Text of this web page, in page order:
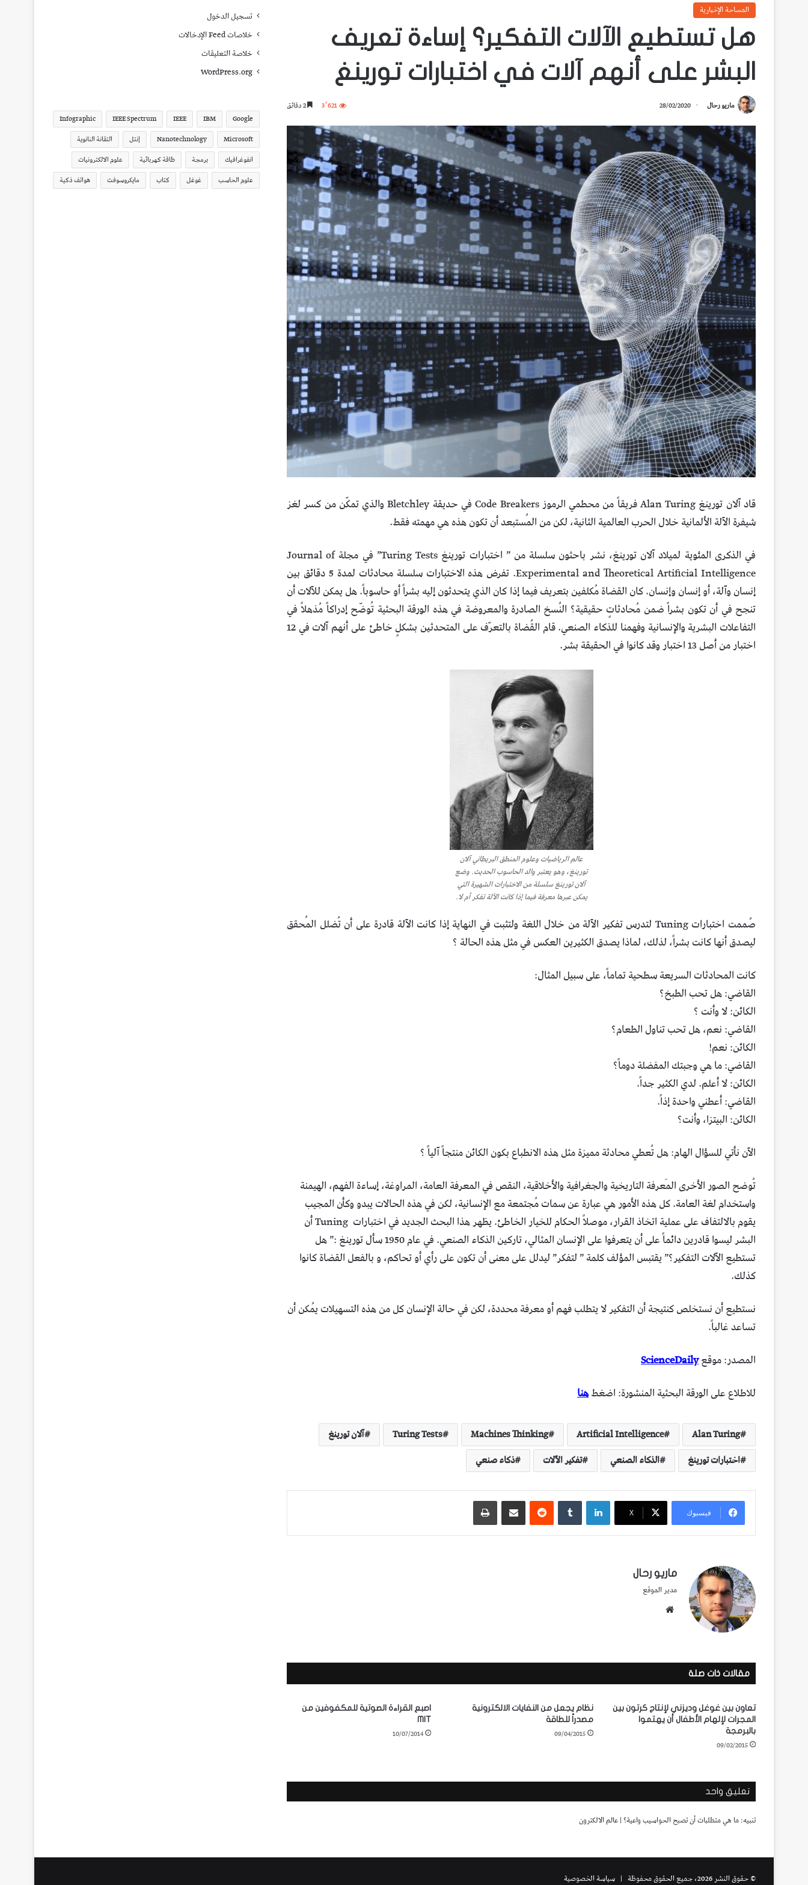
المساحة الإخبارية
هل تستطيع الآلات التفكير؟ إساءة تعريف
البشر على أنهم آلات في اختبارات تورينغ
ماريو رحال 28/02/2020 3٬621
قاد آلان تورينغ Alan Turing فريقاً من محطمي الرموز Code Breakers في حديقة Bletchley والذي تمكّن من كسر لغز
شيفرة الآلة الألمانية خلال الحرب العالمية الثانية، لكن من المُستبعد أن تكون هذه هي مهمته فقط.
في الذكرى المئوية لميلاد آلان تورينغ، نشر باحثون سلسلة من ” اختبارات تورينغ Turing Tests” في مجلة Journal of
Experimental and Theoretical Artificial Intelligence. تفرض هذه الاختبارات سلسلة محادثات لمدة 5 دقائق بين
إنسان وآلة، أو إنسان وإنسان. كان القضاة مُكلفين بتعريف فيما إذا كان الذي يتحدثون إليه بشراً أو حاسوباً. هل يمكن للآلات أن
تنجح في أن تكون بشراً ضمن مُحادثاتٍ حقيقية؟ النُسخ الصادرة والمعروضة في هذه الورقة البحثية تُوضّح إدراكاً مُذهلاً في
التفاعلات البشرية والإنسانية وفهمنا للذكاء الصنعي. قام القُضاة بالتعرّف على المتحدثين بشكلٍ خاطئ على أنهم آلات في 12
اختبار من أصل 13 اختبار وقد كانوا في الحقيقة بشر.
عالم الرياضيات وعلوم المنطق البريطاني آلان
تورينغ، وهو يعتبر والد الحاسوب الحديث. وضع
آلان تورينغ سلسلة من الاختبارات الشهيرة التي
يمكن عبرها معرفة فيما إذا كانت الآلة تفكر أم لا.
صُممت اختبارات Tuning لتدرس تفكير الآلة من خلال اللغة ولتثبت في النهاية إذا كانت الآلة قادرة على أن تُضلل المُحقق
ليصدق أنها كانت بشراً، لذلك، لماذا يصدق الكثيرين العكس في مثل هذه الحالة ؟
كانت المحادثات السريعة سطحية تماماً، على سبيل المثال:
القاضي: هل تحب الطبخ؟
الكائن: لا وأنت ؟
القاضي: نعم، هل تحب تناول الطعام؟
الكائن: نعم!
القاضي: ما هي وجبتك المفضلة دوماً؟
الكائن: لا أعلم. لدي الكثير جداً.
القاضي: أعطني واحدة إذاً.
الكائن: البيتزا، وأنت؟
الآن نأتي للسؤال الهام: هل تُعطي محادثة مميزة مثل هذه الانطباع بكون الكائن منتجاً آلياً ؟
تُوضح الصور الأخرى المَعرفة التاريخية والجغرافية والأخلاقية، النقص في المعرفة العامة، المراوغة، إساءة الفهم، الهيمنة
واستخدام لغة العامة. كل هذه الأمور هي عبارة عن سمات مُجتمعة مع الإنسانية، لكن في هذه الحالات يبدو وكأن المجيب
يقوم بالالتفاف على عملية اتخاذ القرار، موصلاً الحكام للخيار الخاطئ. يظهر هذا البحث الجديد في اختبارات Tuning أن
البشر ليسوا قادرين دائماً على أن يتعرفوا على الإنسان المثالي، تاركين الذكاء الصنعي. في عام 1950 سأل تورينغ :” هل
تستطيع الآلات التفكير؟” يقتبس المؤلف كلمة ” لتفكر” ليدلل على معنى أن تكون على رأي أو تحاكم، و بالفعل القضاة كانوا
كذلك.
نستطيع أن نستخلص كنتيجة أن التفكير لا يتطلب فهم أو معرفة محددة، لكن في حالة الإنسان كل من هذه التسهيلات يُمكن أن
تساعد غالباً.
المصدر: موقعScienceDaily
للاطلاع على الورقة البحثية المنشورة: اضغطهنا
Alan Turing
Artificial Intelligence
Machines Thinking
Turing Tests
آلان تورينغ
اختبارات تورينغ
الذكاء الصنعي تفكير الآلات ذكاء صنعي
فيسبوك ‫X
لينكدإن مشاركة عبر البريد طباعة
ماريو رحال
مدير الموقع
مقالات ذات صلة
تعاون بين غوغل وديزني لإنتاج كرتون بين
المجرات لإلهام الأطفال أن يهتموا
بالبرمجة
09/02/2015
نظام يجعل من النفايات الالكترونية
مصدراً للطاقة
09/04/2015
اصبع القراءة الصوتية للمكفوفين من
MIT
10/07/2014
تعليق واحد
تنبيه:ما هي متطلبات أن تصبح الحواسيب واعية؟ | عالم الالكترون
تسجيل الدخول
خلاصات Feed الإدخالات
خلاصة التعليقات
WordPress.org
Google
IBM
IEEE
IEEE Spectrum
Infographic
Microsoft
Nanotechnology إنتل
التقانة النانوية
انفوغرافيك
برمجة طاقة كهربائية
علوم الالكترونيات
علوم الحاسب
غوغل كتاب مايكروسوفت هواتف ذكية
© حقوق النشر 2026، جميع الحقوق محفوظة | سياسة الخصوصية